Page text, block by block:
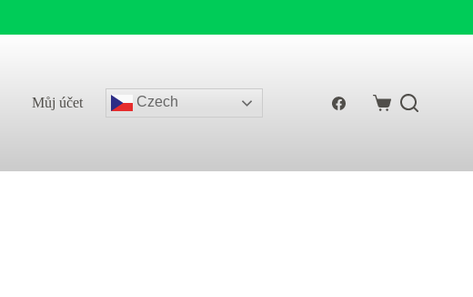
Můj účet Czech
Shopping